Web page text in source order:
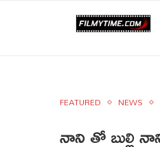
FEATURED NEWS
నాని తో బుల్లి